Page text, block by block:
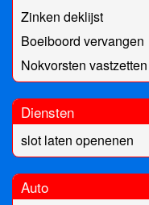
Zinken deklijst
Boeiboord vervangen
Nokvorsten vastzetten
Diensten
slot laten openenen
Auto